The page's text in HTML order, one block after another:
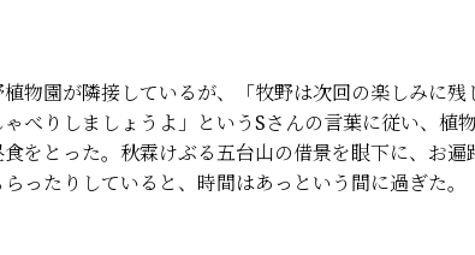
物園が隣接しているが、「牧野は次回の楽しみに残
べりしましょうよ」というSさんの言葉に従い、植
をとった。秋霖けぶる五台山の借景を眼下に、お
ったりしていると、時間はあっという間に過ぎた。